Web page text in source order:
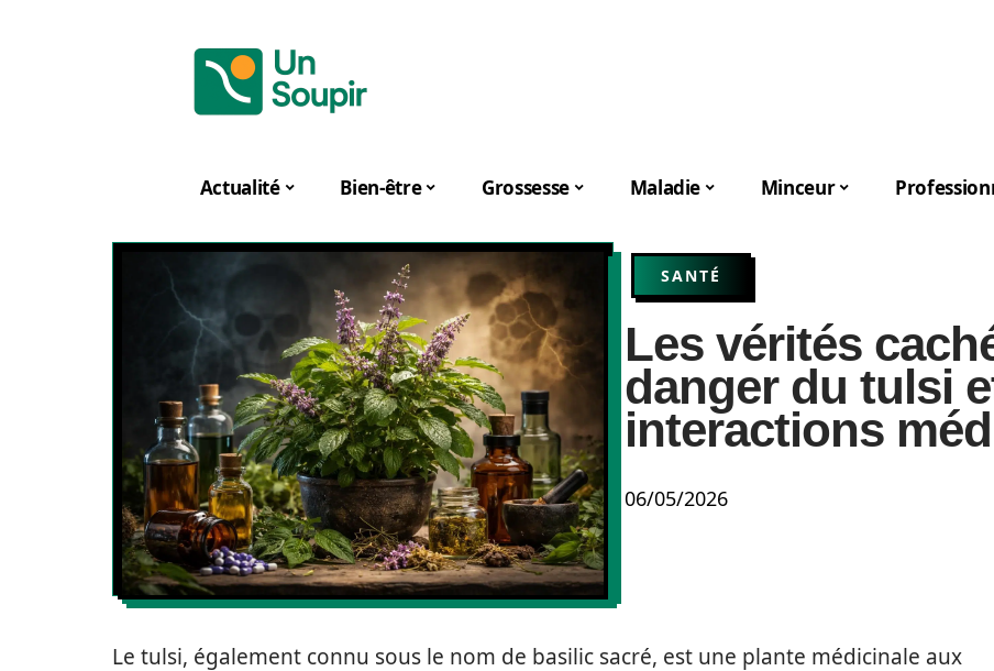
Actualité Bien-être Grossesse Maladie Minceur
SANTÉ
Les vérités
danger du tulsi
interactions
06/05/2026
Le tulsi, également connu sous le nom de basilic sacré, est une plante médicinale aux